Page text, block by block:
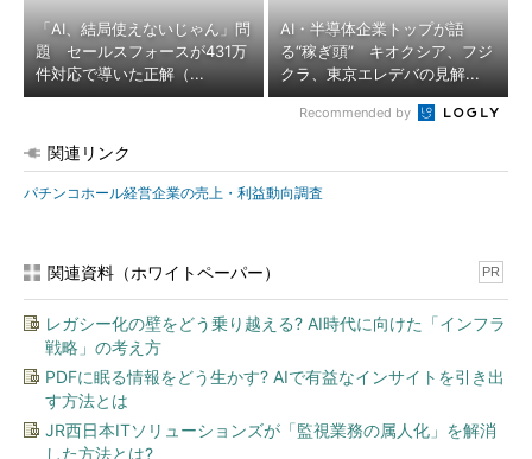
「AI、結局使えないじゃん」問
題 セールスフォースが431万
件対応で導いた正解（...
AI・半導体企業トップが語
る“稼ぎ頭” キオクシア、フジ
クラ、東京エレデバの見解...
Recommended by
関連リンク
パチンコホール経営企業の売上・利益動向調査
関連資料（ホワイトペーパー） PR
レガシー化の壁をどう乗り越える? AI時代に向けた「インフラ
戦略」の考え方
PDFに眠る情報をどう生かす? AIで有益なインサイトを引き出
す方法とは
JR西日本ITソリューションズが「監視業務の属人化」を解消
した方法とは?